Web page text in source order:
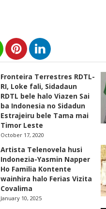
Fronteira Terrestres RDTL-
RI, Loke fali, Sidadaun
RDTL bele halo Viazen Sai
ba Indonesia no Sidadun
Estrajeiru bele Tama mai
Timor Leste
October 17, 2020
Artista Telenovela husi
Indonezia-Yasmin Napper
Ho Familia Kontente
wainhira halo Ferias Vizita
Covalima
January 10, 2025